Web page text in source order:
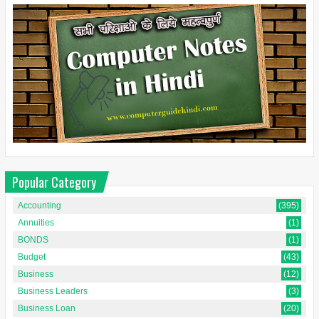
Popular Category
Accounting
(395)
Annuities
(1)
BONDS
(1)
Budget
(43)
Business
(12)
Business Leaders
(3)
Business Loan
(20)